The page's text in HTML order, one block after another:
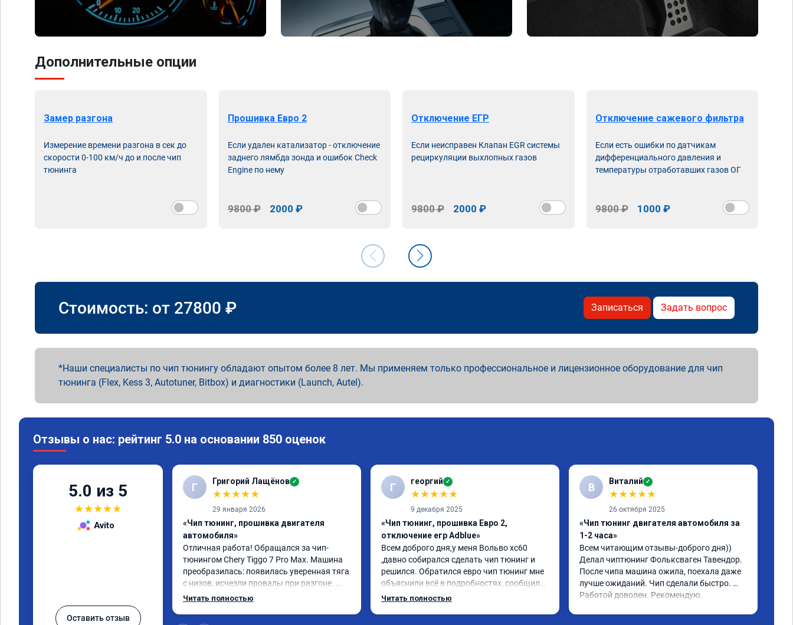
Дополнительные опции
Замер разгона
Измерение времени разгона в сек до
скорости 0-100 км/ч до и после чип
тюнинга
Прошивка Евро 2
Если удален катализатор - отключение
заднего лямбда зонда и ошибок Check
Engine по нему
9800 ₽ 2000 ₽
Отключение ЕГР
Если неисправен Клапан EGR системы
рециркуляции выхлопных газов
9800 ₽ 2000 ₽
Отключение сажевого фильтра
Если есть ошибки по датчикам
дифференциального давления и
температуры отработавших газов ОГ
9800 ₽ 1000 ₽
Стоимость: от 27800 ₽ Записаться Задать вопрос
Наши специалисты по чип тюнингу обладают опытом более 8 лет. Мы применяем только профессиональное и лицензионное оборудование для чип
тюнинга (Flex, Kess 3, Autotuner, Bitbox) и диагностики (Launch, Autel).
Отзывы о нас: рейтинг 5.0 на основании 850 оценок
5.0 из 5
★★★★★
Avito
Оставить отзыв
Г Григорий Лащёнов ✓
★★★★★
29 января 2026
«Чип тюнинг, прошивка двигателя
автомобиля»
Отличная работа! Обращался за чип-
тюнингом Chery Tiggo 7 Pro Max. Машина
преобразилась: появилась уверенная тяга
с низов, исчезли провалы при разгоне.
Расход в спокойном режиме даже немного
Читать полностью
Г георгий ✓
★★★★★
9 декабря 2025
«Чип тюнинг, прошивка Евро 2,
отключение егр Adblue»
Всем доброго дня,у меня Вольво xc60
,давно собирался сделать чип тюнинг и
решился. Обратился евро чип тюнинг мне
объяснили всё в подробностях, сообщили
сумму записали. Приехал в назначенное
Читать полностью
В Виталий ✓
★★★★★
26 октября 2025
«Чип тюнинг двигателя автомобиля за
1-2 часа»
Всем читающим отзывы-доброго дня))
Делал чиптюнинг Фольксваген Тавендор.
После чипа машина ожила, поехала даже
лучше ожиданий. Чип сделали быстро.
Работой доволен. Рекомендую.